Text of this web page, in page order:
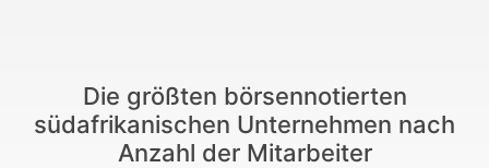
Die größten börsennotierten
südafrikanischen Unternehmen nach
Anzahl der Mitarbeiter